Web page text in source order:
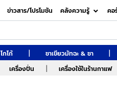
ข่าวสาร/โปรโมชัน คลังความรู้ คอ
โกโก้ | ชาเขียวมัทฉะ & ชา |
เครื่องปั่น | เครื่องใช้ในร้านกาแฟ